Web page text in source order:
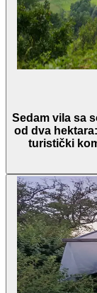
Sedam vila sa
od dva
turistički